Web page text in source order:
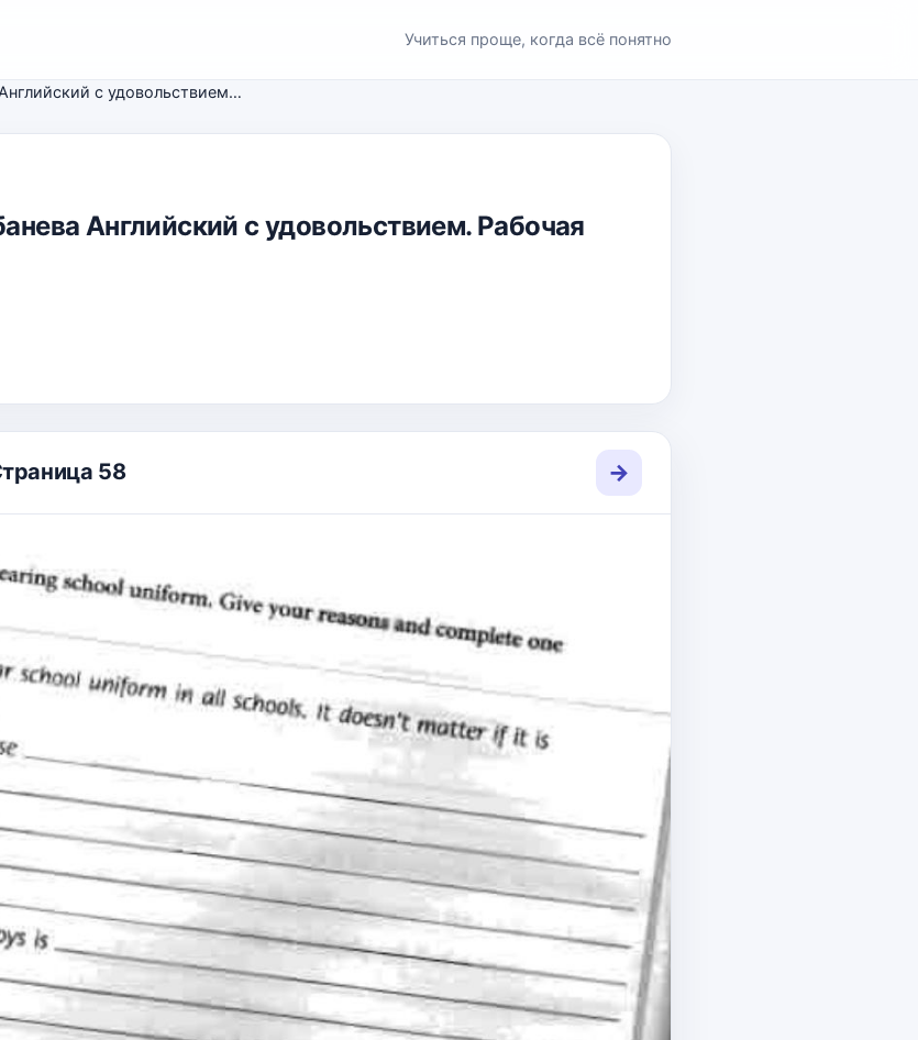
Учиться проще, когда всё понятно
М.З. Биболетова, Н.Н. Трубанева Английский с удовольствием. Рабочая тетрадь для 7 класса
Английский с удовольствием. Рабочая
58 →